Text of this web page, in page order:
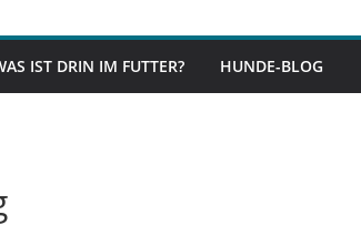
IST DRIN IM FUTTER? HUNDE-BLOG